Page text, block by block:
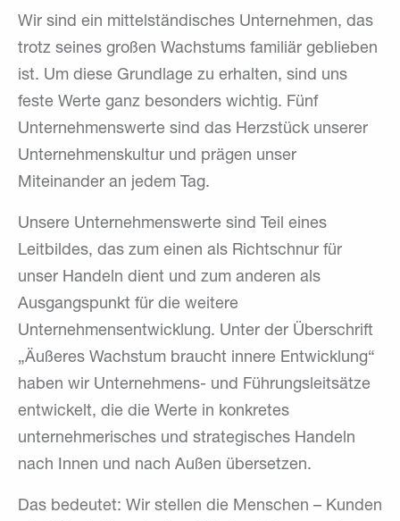
Wir sind ein mittelständisches Unternehmen, das
trotz seines großen Wachstums familiär geblieben
ist. Um diese Grundlage zu erhalten, sind uns
feste Werte ganz besonders wichtig. Fünf
Unternehmenswerte sind das Herzstück unserer
Unternehmenskultur und prägen unser
Miteinander an jedem Tag.
Unsere Unternehmenswerte sind Teil eines
Leitbildes, das zum einen als Richtschnur für
unser Handeln dient und zum anderen als
Ausgangspunkt für die weitere
Unternehmensentwicklung. Unter der Überschrift
„Äußeres Wachstum braucht innere Entwicklung“
haben wir Unternehmens- und Führungsleitsätze
entwickelt, die die Werte in konkretes
unternehmerisches und strategisches Handeln
nach Innen und nach Außen übersetzen.
Das bedeutet: Wir stellen die Menschen – Kunden